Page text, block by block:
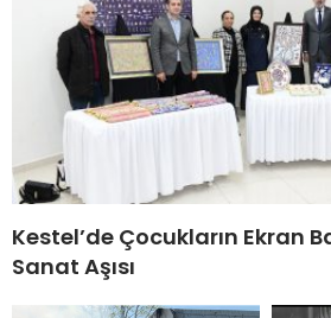
Kestel’de Çocukların Ekran
Sanat Aşısı